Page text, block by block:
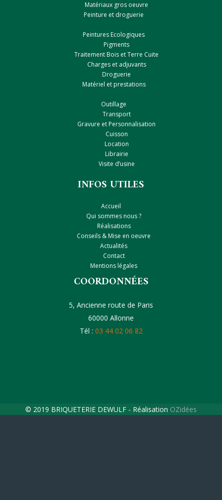
Matériaux gros oeuvre
Peinture et droguerie
Peintures Ecologiques
Pigments
Traitement Bois et Terre Cuite
Charges et adjuvants
Droguerie
Matériel et prestations
Outillage
Transport
Gravure et Personnalisation
Cuisson
Location
Librairie
Visite d’usine
INFOS UTILES
Accueil
Qui sommes nous ?
Réalisations
Conseils & Mise en oeuvre
Actualités
Contact
Mentions légales
COORDONNÉES
5, Ancienne route de Paris
60000 Allonne
Tél : 03 44 02 06 82
© 2019 BRIQUETERIE DEWULF - Réalisation OZidées